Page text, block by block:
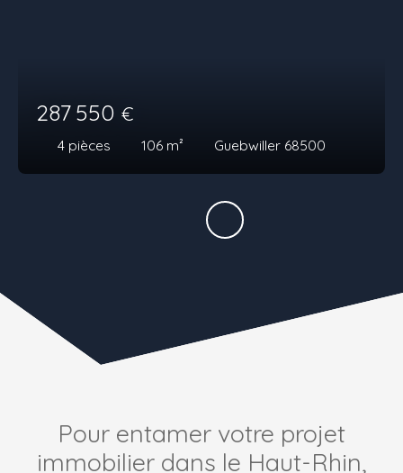
287 550 €
4 pièces 106 m² Guebwiller 68500
Pour entamer votre projet
immobilier dans le Haut-Rhin,